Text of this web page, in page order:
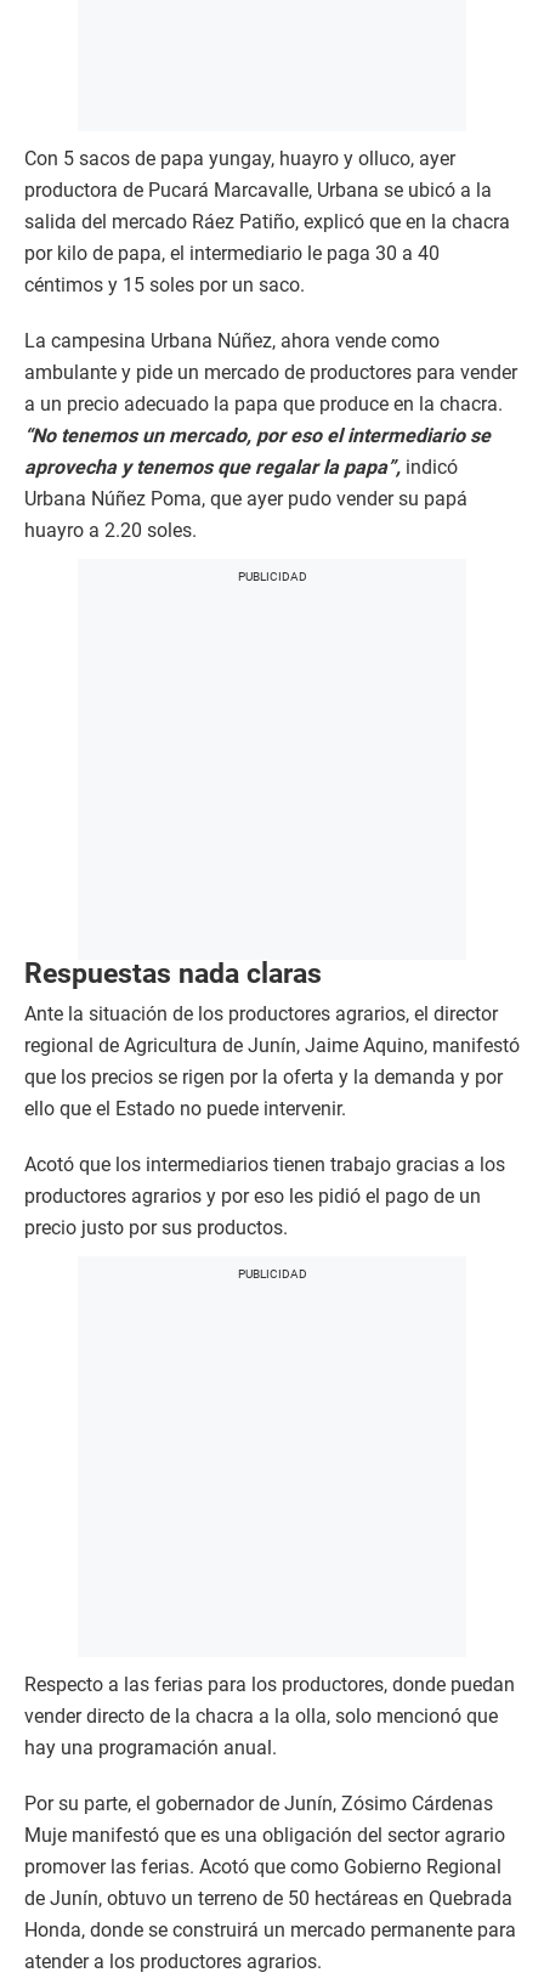
Con 5 sacos de papa yungay, huayro y olluco, ayer
productora de Pucará Marcavalle, Urbana se ubicó a la
salida del mercado Ráez Patiño, explicó que en la chacra
por kilo de papa, el intermediario le paga 30 a 40
céntimos y 15 soles por un saco.
La campesina Urbana Núñez, ahora vende como
ambulante y pide un mercado de productores para vender
a un precio adecuado la papa que produce en la chacra.
“No tenemos un mercado, por eso el intermediario se
aprovecha y tenemos que regalar la papa”, indicó
Urbana Núñez Poma, que ayer pudo vender su papá
huayro a 2.20 soles.
Respuestas nada claras
Ante la situación de los productores agrarios, el director
regional de Agricultura de Junín, Jaime Aquino, manifestó
que los precios se rigen por la oferta y la demanda y por
ello que el Estado no puede intervenir.
Acotó que los intermediarios tienen trabajo gracias a los
productores agrarios y por eso les pidió el pago de un
precio justo por sus productos.
Respecto a las ferias para los productores, donde puedan
vender directo de la chacra a la olla, solo mencionó que
hay una programación anual.
Por su parte, el gobernador de Junín, Zósimo Cárdenas
Muje manifestó que es una obligación del sector agrario
promover las ferias. Acotó que como Gobierno Regional
de Junín, obtuvo un terreno de 50 hectáreas en Quebrada
Honda, donde se construirá un mercado permanente para
atender a los productores agrarios.